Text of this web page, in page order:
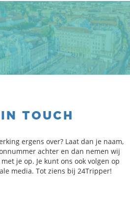
TOUCH
ergens over? Laat dan je naam,
achter en dan nemen wij
je op. Je kunt ons ook volgen op
media. Tot ziens bij 24Tripper!